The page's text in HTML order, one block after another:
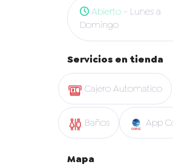
Abierto - Lunes a
Domingo
Servicios en tienda
Cajero Automatico
Baños App
Mapa